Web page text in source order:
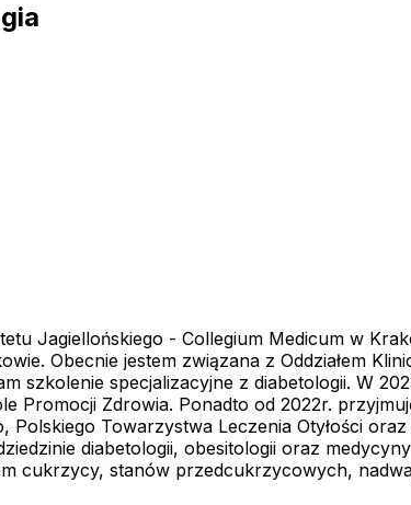
Jagiellońskiego - Collegium Medicum w
Obecnie jestem związana z Oddziałem
szkolenie specjalizacyjne z diabetologii. W
Promocji Zdrowia. Ponadto od 2022r.
Polskiego Towarzystwa Leczenia Otyłości
diabetologii, obesitologii oraz
cukrzycy, stanów przedcukrzycowych,